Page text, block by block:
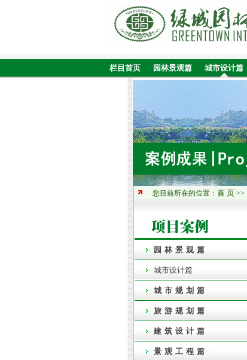
栏目首页 园林景观篇 城市设计篇
您目前所在的位置： 首 页 >>
园林景观篇
城市设计篇
城市规划篇
旅游规划篇
建筑设计篇
景观工程篇